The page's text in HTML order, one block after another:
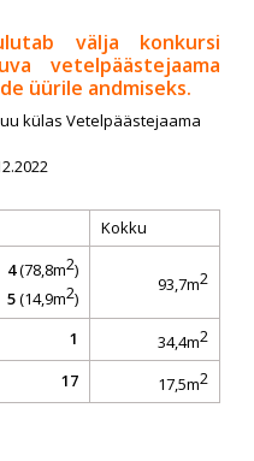
välja konkursi
vetelpäästejaama
üürile andmiseks.
külas Vetelpäästejaama
Kokku
4(78,8m2)
5(14,9m2)
93,7m2
1 34,4m2
17 17,5m2